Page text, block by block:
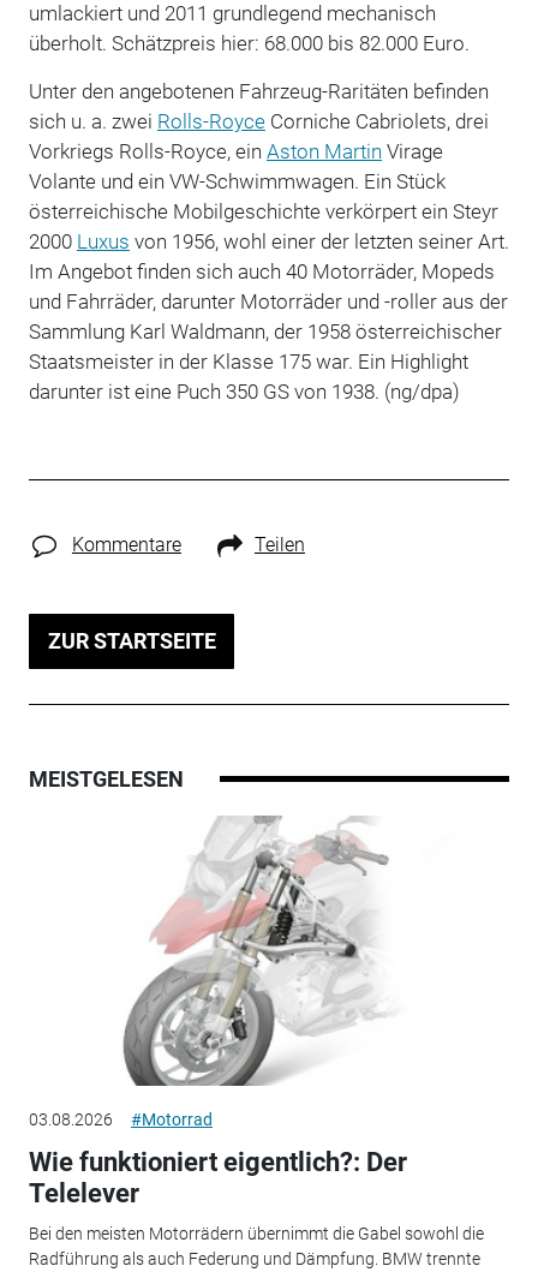
umlackiert und 2011 grundlegend mechanisch
überholt. Schätzpreis hier: 68.000 bis 82.000 Euro.
Unter den angebotenen Fahrzeug-Raritäten befinden
sich u. a. zwei Rolls-RoyceCorniche Cabriolets, drei
Vorkriegs Rolls-Royce, ein Aston Martin Virage
Volante und ein VW-Schwimmwagen. Ein Stück
österreichische Mobilgeschichte verkörpert ein Steyr
2000 Luxus von 1956, wohl einer der letzten seiner Art.
Im Angebot finden sich auch 40 Motorräder, Mopeds
und Fahrräder, darunter Motorräder und -roller aus der
Sammlung Karl Waldmann, der 1958 österreichischer
Staatsmeister in der Klasse 175 war. Ein Highlight
darunter ist eine Puch 350 GS von 1938. (ng/dpa)
Kommentare Teilen
ZUR STARTSEITE
MEISTGELESEN
03.08.2026 #Motorrad
Wie funktioniert eigentlich?: Der
Telelever
Bei den meisten Motorrädern übernimmt die Gabel sowohl die
Radführung als auch Federung und Dämpfung. BMW trennte